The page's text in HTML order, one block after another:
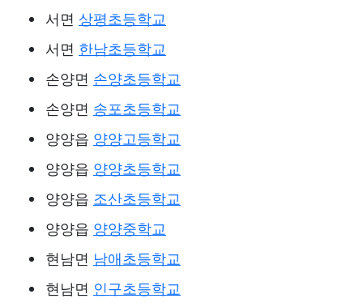
서면 상평초등학교
서면 한남초등학교
손양면 손양초등학교
손양면 송포초등학교
양양읍 양양고등학교
양양읍 양양초등학교
양양읍 조산초등학교
양양읍 양양중학교
현남면 남애초등학교
현남면 인구초등학교